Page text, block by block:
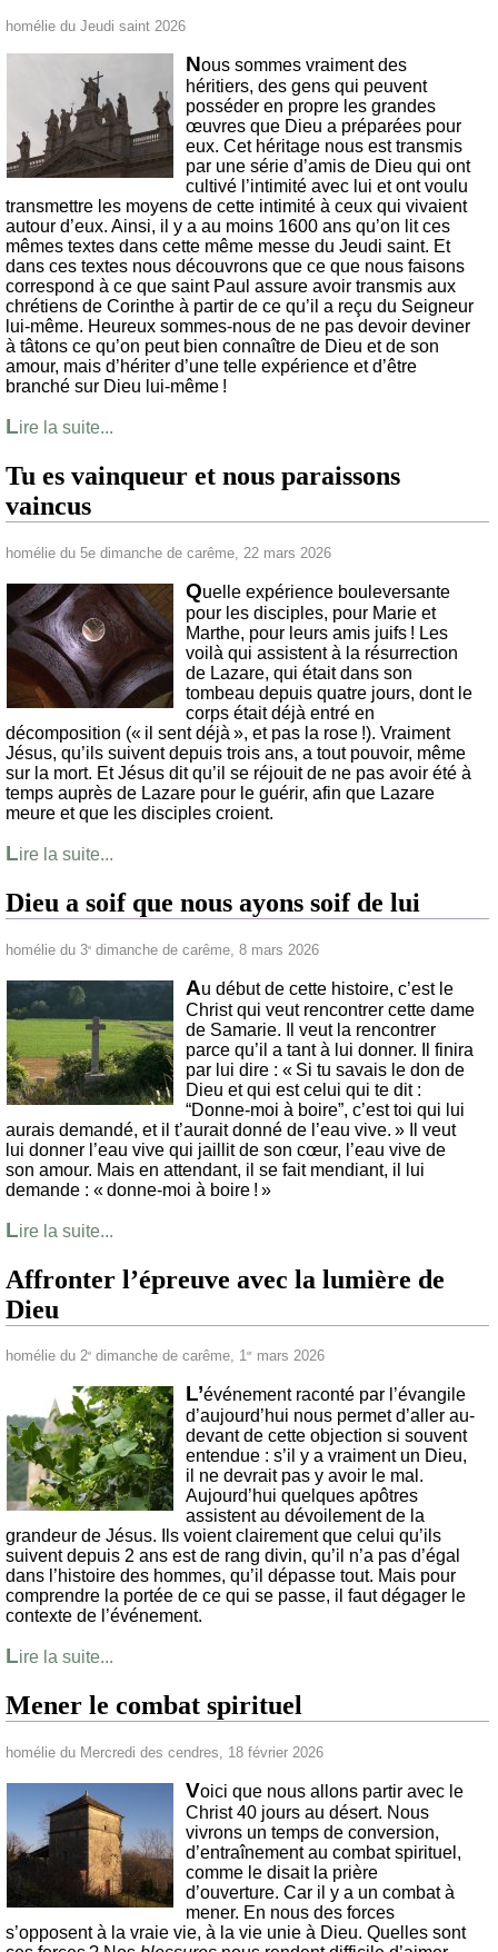
homélie du Jeudi saint 2026
Nous sommes vraiment des
héritiers, des gens qui peuvent
posséder en propre les grandes
œuvres que Dieu a préparées pour
eux. Cet héritage nous est transmis
par une série d’amis de Dieu qui ont
cultivé l’intimité avec lui et ont voulu
transmettre les moyens de cette intimité à ceux qui vivaient
autour d’eux. Ainsi, il y a au moins 1600 ans qu’on lit ces
mêmes textes dans cette même messe du Jeudi saint. Et
dans ces textes nous découvrons que ce que nous faisons
correspond à ce que saint Paul assure avoir transmis aux
chrétiens de Corinthe à partir de ce qu’il a reçu du Seigneur
lui-même. Heureux sommes-nous de ne pas devoir deviner
à tâtons ce qu’on peut bien connaître de Dieu et de son
amour, mais d’hériter d’une telle expérience et d’être
branché sur Dieu lui-même !
Lire la suite...
Tu es vainqueur et nous paraissons
vaincus
homélie du 5e dimanche de carême, 22 mars 2026
Quelle expérience bouleversante
pour les disciples, pour Marie et
Marthe, pour leurs amis juifs ! Les
voilà qui assistent à la résurrection
de Lazare, qui était dans son
tombeau depuis quatre jours, dont le
corps était déjà entré en
décomposition (« il sent déjà », et pas la rose !). Vraiment
Jésus, qu’ils suivent depuis trois ans, a tout pouvoir, même
sur la mort. Et Jésus dit qu’il se réjouit de ne pas avoir été à
temps auprès de Lazare pour le guérir, afin que Lazare
meure et que les disciples croient.
Lire la suite...
Dieu a soif que nous ayons soif de lui
homélie du 3e dimanche de carême, 8 mars 2026
Au début de cette histoire, c’est le
Christ qui veut rencontrer cette dame
de Samarie. Il veut la rencontrer
parce qu’il a tant à lui donner. Il finira
par lui dire : « Si tu savais le don de
Dieu et qui est celui qui te dit :
“Donne-moi à boire”, c’est toi qui lui
aurais demandé, et il t’aurait donné de l’eau vive. » Il veut
lui donner l’eau vive qui jaillit de son cœur, l’eau vive de
son amour. Mais en attendant, il se fait mendiant, il lui
demande : « donne-moi à boire ! »
Lire la suite...
Affronter l’épreuve avec la lumière de
Dieu
homélie du 2e dimanche de carême, 1er mars 2026
L’événement raconté par l’évangile
d’aujourd’hui nous permet d’aller au-
devant de cette objection si souvent
entendue : s’il y a vraiment un Dieu,
il ne devrait pas y avoir le mal.
Aujourd’hui quelques apôtres
assistent au dévoilement de la
grandeur de Jésus. Ils voient clairement que celui qu’ils
suivent depuis 2 ans est de rang divin, qu’il n’a pas d’égal
dans l’histoire des hommes, qu’il dépasse tout. Mais pour
comprendre la portée de ce qui se passe, il faut dégager le
contexte de l’événement.
Lire la suite...
Mener le combat spirituel
homélie du Mercredi des cendres, 18 février 2026
Voici que nous allons partir avec le
Christ 40 jours au désert. Nous
vivrons un temps de conversion,
d’entraînement au combat spirituel,
comme le disait la prière
d’ouverture. Car il y a un combat à
mener. En nous des forces
s’opposent à la vraie vie, à la vie unie à Dieu. Quelles sont